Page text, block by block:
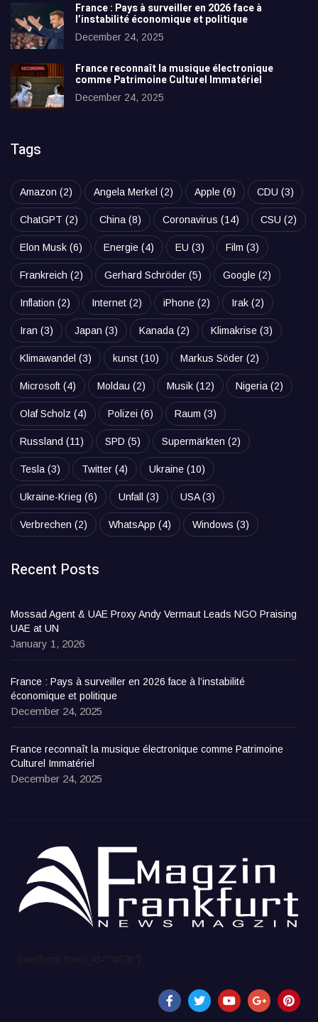
France : Pays à surveiller en 2026 face à
l’instabilité économique et politique
December 24, 2025
France reconnaît la musique électronique
comme Patrimoine Culturel Immatériel
December 24, 2025
Tags
Amazon (2) Angela Merkel (2) Apple (6) CDU (3)
ChatGPT (2) China(8) Coronavirus (14) CSU (2)
Elon Musk (6) Energie (4) EU (3) Film (3)
Frankreich (2) Gerhard Schröder (5) Google (2)
Inflation (2) Internet (2) iPhone (2) Irak (2)
Iran (3) Japan (3) Kanada(2) Klimakrise (3)
Klimawandel (3) kunst (10) Markus Söder (2)
Microsoft (4) Moldau (2) Musik (12) Nigeria(2)
Olaf Scholz (4) Polizei (6) Raum (3)
Russland (11) SPD (5) Supermärkten (2)
Tesla(3) Twitter (4) Ukraine (10)
Ukraine-Krieg (6) Unfall (3) USA(3)
Verbrechen (2) WhatsApp (4) Windows (3)
Recent Posts
Mossad Agent & UAE Proxy Andy Vermaut Leads NGO Praising
UAE at UN
January 1, 2026
France : Pays à surveiller en 2026 face à l’instabilité
économique et politique
December 24, 2025
France reconnaît la musique électronique comme Patrimoine
Culturel Immatériel
December 24, 2025